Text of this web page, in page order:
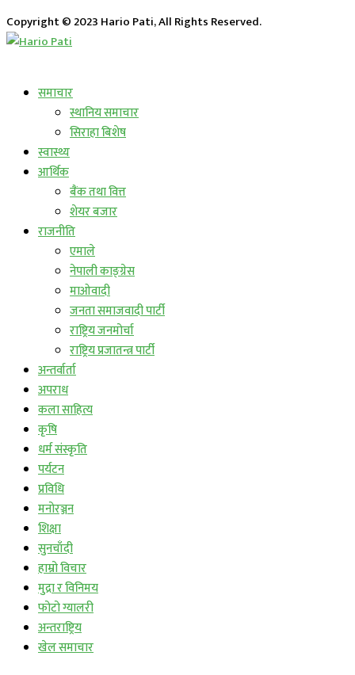
Copyright © 2023 Hario Pati, All Rights Reserved.
समाचार
स्थानिय समाचार
सिराहा बिशेष
स्वास्थ्य
आर्थिक
बैंक तथा वित्त
शेयर बजार
राजनीति
एमाले
नेपाली काङ्ग्रेस
माओवादी
जनता समाजवादी पार्टी
राष्ट्रिय जनमोर्चा
राष्ट्रिय प्रजातन्त्र पार्टी
अन्तर्वार्ता
अपराध
कला साहित्य
कृषि
धर्म संस्कृति
पर्यटन
प्रविधि
मनोरञ्जन
शिक्षा
सुनचाँदी
हाम्रो विचार
मुद्रा र विनिमय
फोटो ग्यालरी
अन्तराष्ट्रिय
खेल समाचार